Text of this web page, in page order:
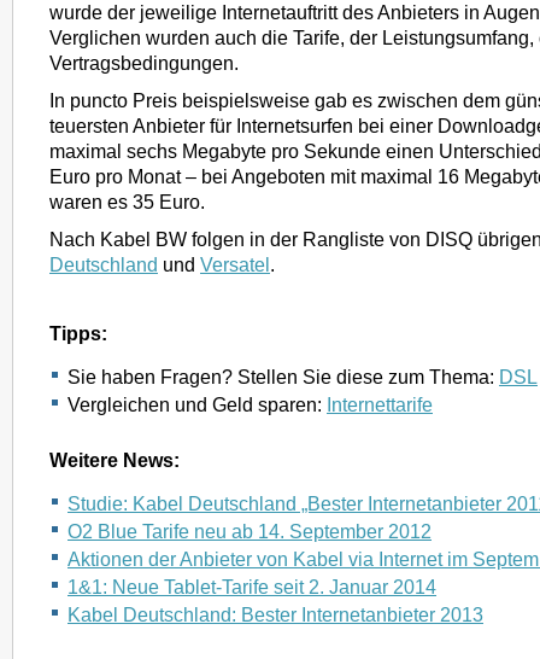
wurde der jeweilige Internetauftritt des Anbieters in
Verglichen wurden auch die Tarife, der
Vertragsbedingungen.
In puncto Preis beispielsweise gab es zwischen dem
teuersten Anbieter für Internetsurfen bei einer
maximal sechs Megabyte pro Sekunde einen
Euro pro Monat – bei Angeboten mit maximal 16
waren es 35 Euro.
Nach Kabel BW folgen in der Rangliste von DISQ
Deutschland und Versatel.
Tipps:
Sie haben Fragen? Stellen Sie diese zum Thema: DSL
Vergleichen und Geld sparen: Internettarife
Weitere News:
Studie: Kabel Deutschland „Bester Internetanbieter
O2 Blue Tarife neu ab 14. September 2012
Aktionen der Anbieter von Kabel via Internet im
1&1: Neue Tablet-Tarife seit 2. Januar 2014
Kabel Deutschland: Bester Internetanbieter 2013